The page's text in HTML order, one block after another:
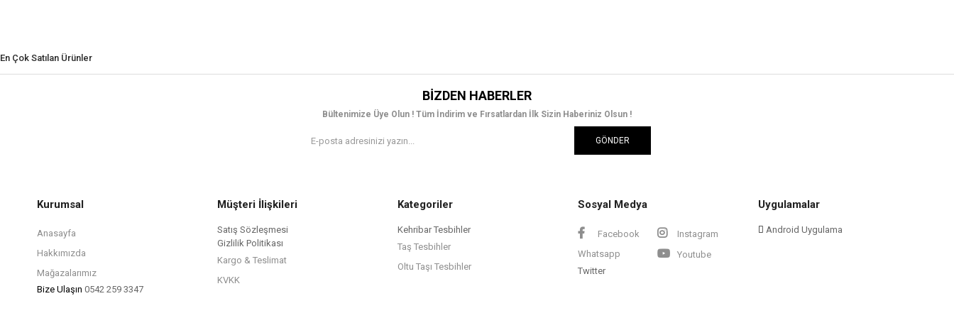
En Çok Satılan Ürünler
BIZDEN HABERLER
Bültenimize Üye Olun ! Tüm İndirim ve Fırsatlardan İlk Sizin Haberiniz Olsun !
GÖNDER
Kurumsal
Anasayfa
Hakkımızda
Mağazalarımız
Bize Ulaşın 0542 259 3347
Müşteri İlişkileri
Satış Sözleşmesi
Gizlilik Politikası
Kargo & Teslimat
KVKK
Kategoriler
Kehribar Tesbihler
Taş Tesbihler
Oltu Taşı Tesbihler
Sosyal Medya
Facebook
Instagram
Whatsapp
Youtube
Twitter
Uygulamalar
Android Uygulama